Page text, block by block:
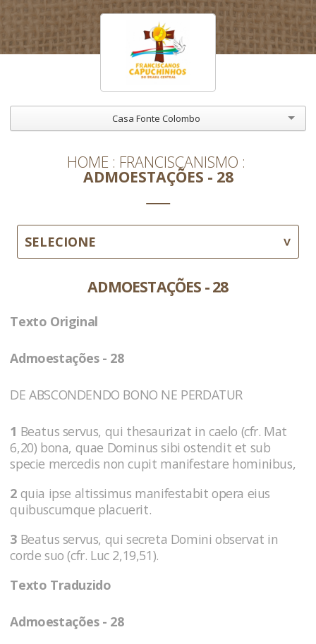
Casa Fonte Colombo
HOME FRANCISCANISMO
ADMOESTAÇÕES - 28
SELECIONE
ADMOESTAÇÕES - 28
Texto Original
Admoestações - 28
DE ABSCONDENDO BONO NE PERDATUR
1 Beatus servus, qui thesaurizat in caelo (cfr. Mat
6,20) bona, quae Dominus sibi ostendit et sub
specie mercedis non cupit manifestare hominibus,
2 quia ipse altissimus manifestabit opera eius
quibuscumque placuerit.
3 Beatus servus, qui secreta Domini observat in
corde suo (cfr. Luc 2,19,51).
Texto Traduzido
Admoestações - 28